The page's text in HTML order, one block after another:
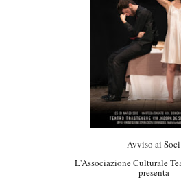
Avviso ai Soci
L'Associazione Culturale
presenta